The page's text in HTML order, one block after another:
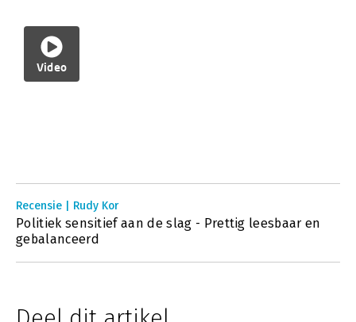
Video
Recensie | Rudy Kor
Politiek sensitief aan de slag - Prettig leesbaar en
gebalanceerd